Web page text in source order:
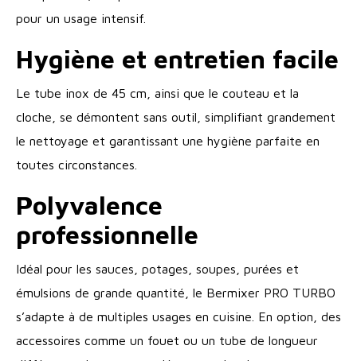
pour un usage intensif.
Hygiène et entretien facile
Le tube inox de 45 cm, ainsi que le couteau et la
cloche, se démontent sans outil, simplifiant grandement
le nettoyage et garantissant une hygiène parfaite en
toutes circonstances.
Polyvalence
professionnelle
Idéal pour les sauces, potages, soupes, purées et
émulsions de grande quantité, le Bermixer PRO TURBO
s’adapte à de multiples usages en cuisine. En option, des
accessoires comme un fouet ou un tube de longueur